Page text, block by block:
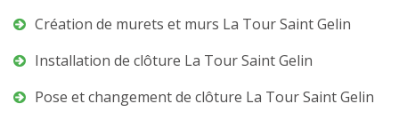
Création de murets et murs La Tour Saint Gelin
Installation de clôture La Tour Saint Gelin
Pose et changement de clôture La Tour Saint Gelin